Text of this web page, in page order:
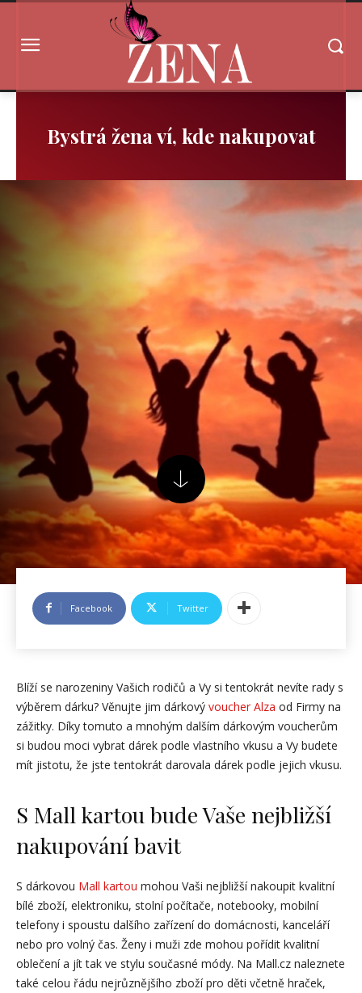
Bystrá žena ví, kde nakupovat
Facebook Twitter
Blíží se narozeniny Vašich rodičů a Vy si tentokrát nevíte rady s
výběrem dárku? Věnujte jim dárkový voucher Alza od Firmy na
zážitky. Díky tomuto a mnohým dalším dárkovým voucherům
si budou moci vybrat dárek podle vlastního vkusu a Vy budete
mít jistotu, že jste tentokrát darovala dárek podle jejich vkusu.
S Mall kartou bude Vaše nejbližší
nakupování bavit
S dárkovou Mall kartou mohou Vaši nejbližší nakoupit kvalitní
bílé zboží, elektroniku, stolní počítače, notebooky, mobilní
telefony i spoustu dalšího zařízení do domácnosti, kanceláří
nebo pro volný čas. Ženy i muži zde mohou pořídit kvalitní
oblečení a jít tak ve stylu současné módy. Na Mall.cz naleznete
také celou řádu nejrůznějšího zboží pro děti včetně hraček,